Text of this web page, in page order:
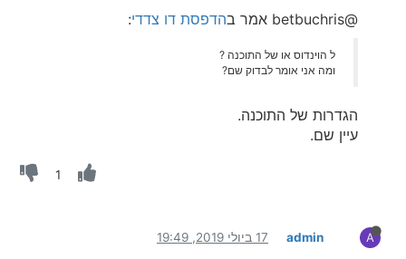
@betbuchris אמר ב הדפסת דו צדדי:
ל הוינדוס או של התוכנה ?
ומה אני אומר לבדוק שם?
הגדרות של התוכנה.
עיין שם.
1
A
admin 17 ביולי 2019, 19:49